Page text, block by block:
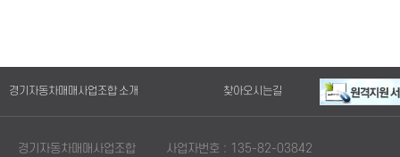
경기자동차매매사업조합 소개 찾아오시는길
경기자동차매매사업조합
사업자번호 : 135-82-03842